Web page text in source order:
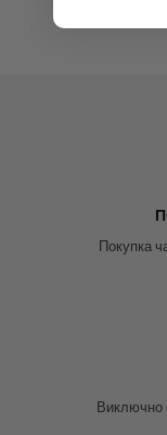
Покупка
Виключно